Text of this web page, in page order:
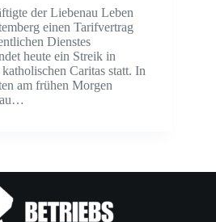
der Liebenau Leben
einen Tarifvertrag
Dienstes
heute ein Streik in
Caritas statt. In
am frühen Morgen